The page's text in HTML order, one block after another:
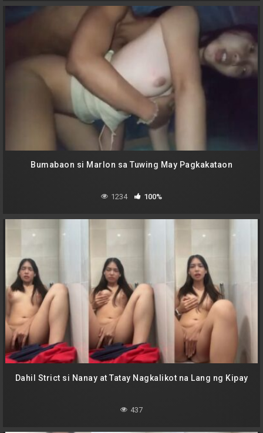
Bumabaon si Marlon sa Tuwing May Pagkakataon
1234 100%
Dahil Strict si Nanay at Tatay Nagkalikot na Lang ng Kipay
437